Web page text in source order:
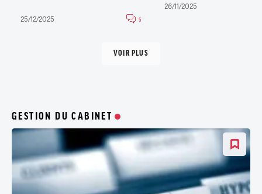
25/12/2025 5
26/11/2025
VOIR PLUS
GESTION DU CABINET